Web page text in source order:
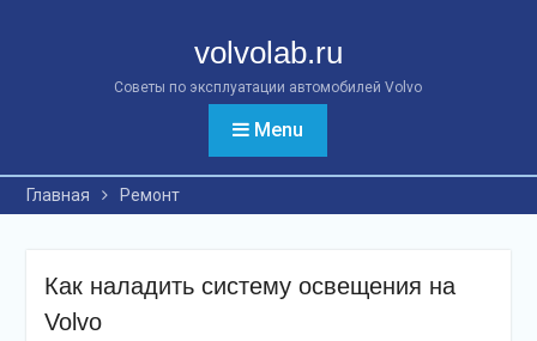
volvolab.ru
Советы по эксплуатации автомобилей Volvo
Menu
Главная Ремонт
Как наладить систему освещения на
Volvo